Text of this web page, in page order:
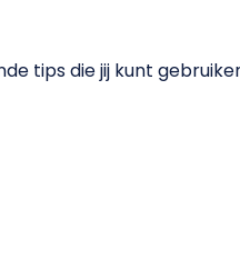
tips die jij kunt